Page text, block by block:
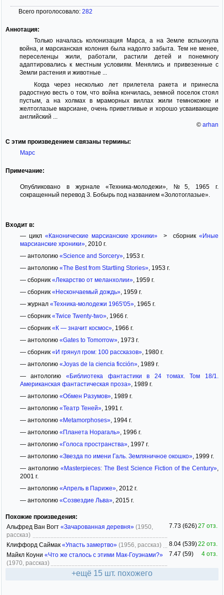
Всего проголосовало: 282
Аннотация:
Только началась колонизация Марса, а на Земле вспыхнула
война, и марсианская колония была надолго забыта. Тем не менее,
переселенцы жили, работали, растили детей и понемногу
адаптировались к местным условиям. Менялись и привезенные с
Земли растения и животные ...
Когда через несколько лет прилетела ракета и принесла
радостную весть о том, что война кончилась, земной поселок стоял
пустым, а на холмах в мраморных виллах жили темнокожие и
желтоглазые марсиане, очень приветливые и хорошо усваивающие
английский ...
© arhan
С этим произведением связаны термины:
Марс
Примечание:
Опубликовано в журнале «Техника-молодежи», №5, 1965 г.
сокращенный перевод З. Бобырь под названием «Золотоглазые».
Входит в:
— цикл «Канонические марсианские хроники» > сборник«Иные
марсианские хроники», 2010 г.
— антологию «Science and Sorcery», 1953 г.
— антологию «The Best from Startling Stories», 1953 г.
— сборник «Лекарство от меланхолии», 1959 г.
— сборник «Нескончаемый дождь», 1959 г.
— журнал «Техника-молодежи 1965'05», 1965 г.
— сборник «Twice Twenty-two», 1966 г.
— сборник «К — значит космос», 1966 г.
— антологию «Gates to Tomorrow», 1973 г.
— сборник «И грянул гром: 100 рассказов», 1980 г.
— антологию «Joyas de la ciencia ficción», 1989 г.
— антологию«Библиотека фантастики в 24 томах. Том 18/1.
Американская фантастическая проза», 1989 г.
— антологию «Обмен Разумов», 1989 г.
— антологию «Театр Теней», 1991 г.
— антологию «Metamorphoses», 1994 г.
— антологию «Планета Норагаль», 1996 г.
— антологию «Голоса пространства», 1997 г.
— антологию «Звезда по имени Галь. Земляничное окошко», 1999 г.
— антологию «Masterpieces: The Best Science Fiction of the Century»
2001 г.
— антологию «Апрель в Париже», 2012 г.
— антологию «Созвездие Льва», 2015 г.
Похожие произведения:
Альфред Ван Вогт «Зачарованная деревня» (1950,
рассказ)
7.73 (626)27 отз.
Клиффорд Саймак «Упасть замертво» (1956, рассказ) 8.04 (539)22 отз.
Майкл Коуни «Что же сталось с этими Мак-Гоуэнами?»
(1970, рассказ)
7.47 (59) 4 отз.
+ещё 15 шт. похожего